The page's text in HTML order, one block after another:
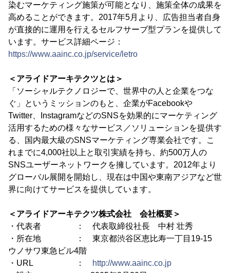
染むマーケティング施策が可能となり、施策全体の成果を
高めることができます。2017年5月より、広告担当者自身
が直接的に運用を行えるセルフサーブ型プランを提供して
います。サービス詳細ページ：
https://www.aainc.co.jp/service/letro
＜アライドアーキテクツとは＞
「ソーシャルテクノロジーで、世界中の人と企業をつな
ぐ」というミッションのもと、企業がFacebookや
Twitter、InstagramなどのSNSを効果的にマーケティング
活用するための様々なサービス／ソリューションを提供す
る、国内最大級のSNSマーケティング専業会社です。こ
れまでに4,000社以上と取引実績を持ち、約500万人の
SNSユーザーネットワークを擁しています。2012年より
グローバル展開を開始し、現在は中国や東南アジアなど世
界に向けてサービスを提供しています。
＜アライドアーキテクツ株式会社 会社概要＞
・代表者 ： 代表取締役社長 中村 壮秀
・所在地 ： 東京都渋谷区恵比寿一丁目19-15
ウノサワ東急ビル4階
・URL ：
http://www.aainc.co.jp